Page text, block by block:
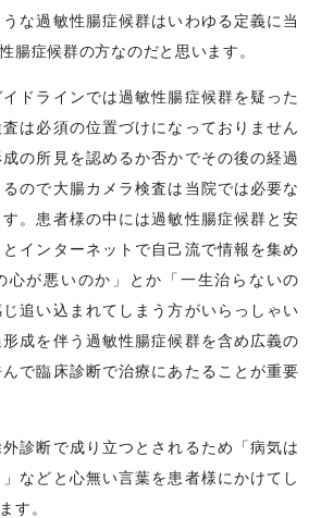
な過敏性腸症候群はいわゆる定義に当
腸症候群の方なのだと思います。
ドラインでは過敏性腸症候群を疑った
は必須の位置づけになっておりません
の所見を認めるか否かでその後の経過
ので大腸カメラ検査は当院では必要な
。患者様の中には過敏性腸症候群と安
インターネットで自己流で情報を集め
心が悪いのか」とか「一生治らないの
追い込まれてしまう方がいらっしゃい
成を伴う過敏性腸症候群を含め広義の
で臨床診断で治療にあたることが重要
診断で成り立つとされるため「病気は
などと心無い言葉を患者様にかけてし
す。